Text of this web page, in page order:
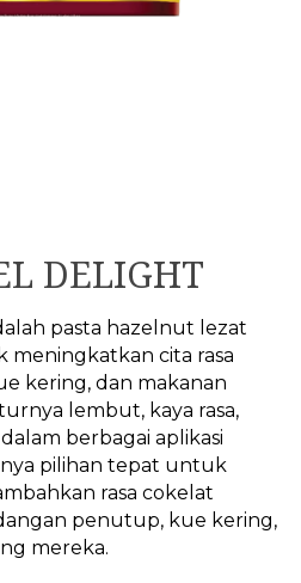
DELIGHT
pasta hazelnut lezat
cita rasa
kering, dan makanan
lembut, kaya rasa,
berbagai aplikasi
pilihan tepat untuk
rasa cokelat
penutup, kue kering,
mereka.